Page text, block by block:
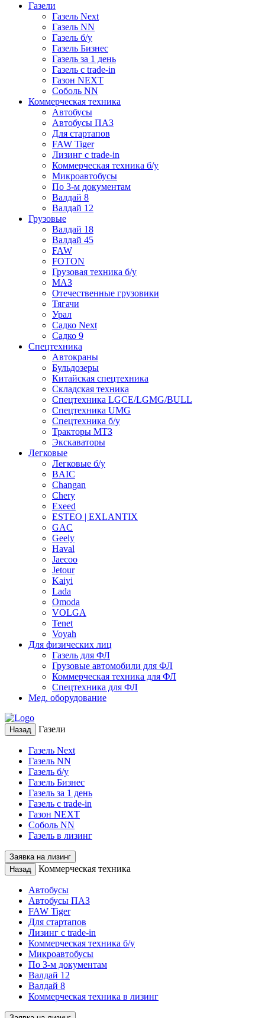
Газели
Газель Next
Газель NN
Газель б/у
Газель Бизнес
Газель за 1 день
Газель с trade-in
Газон NEXT
Соболь NN
Коммерческая техника
Автобусы
Автобусы ПАЗ
Для стартапов
FAW Tiger
Лизинг с trade-in
Коммерческая техника б/у
Микроавтобусы
По 3-м документам
Валдай 8
Валдай 12
Грузовые
Валдай 18
Валдай 45
FAW
FOTON
Грузовая техника б/у
МАЗ
Отечественные грузовики
Тягачи
Урал
Садко Next
Садко 9
Спецтехника
Автокраны
Бульдозеры
Китайская спецтехника
Складская техника
Спецтехника LGCE/LGMG/BULL
Спецтехника UMG
Спецтехника б/у
Тракторы МТЗ
Экскаваторы
Легковые
Легковые б/у
BAIC
Changan
Chery
Exeed
ESTEO | EXLANTIX
GAC
Geely
Haval
Jaecoo
Jetour
Kaiyi
Lada
Omoda
VOLGA
Tenet
Voyah
Для физических лиц
Газель для ФЛ
Грузовые автомобили для ФЛ
Коммерческая техника для ФЛ
Спецтехника для ФЛ
Мед. оборудование
Назад Газели
Газель Next
Газель NN
Газель б/у
Газель Бизнес
Газель за 1 день
Газель с trade-in
Газон NEXT
Соболь NN
Газель в лизинг
Заявка на лизинг
Назад
Коммерческая техника
Автобусы
Автобусы ПАЗ
FAW Tiger
Для стартапов
Лизинг с trade-in
Коммерческая техника б/у
Микроавтобусы
По 3-м документам
Валдай 12
Валдай 8
Коммерческая техника в лизинг